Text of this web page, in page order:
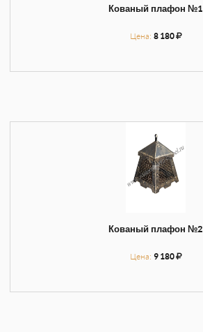
Кованый плафон №1
Цена: 8 180
Кованый плафон №2
Цена: 9 180